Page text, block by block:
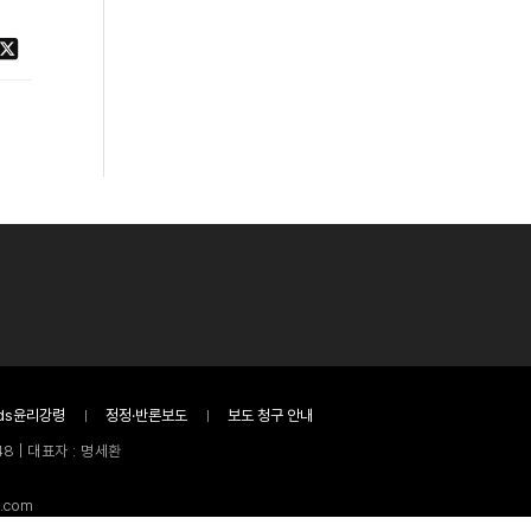
윤리강령 정정·반론보도
보도 청구 안내
| 대표자 : 명세환